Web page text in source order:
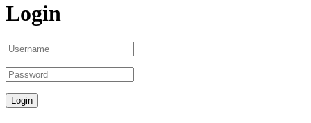
Login